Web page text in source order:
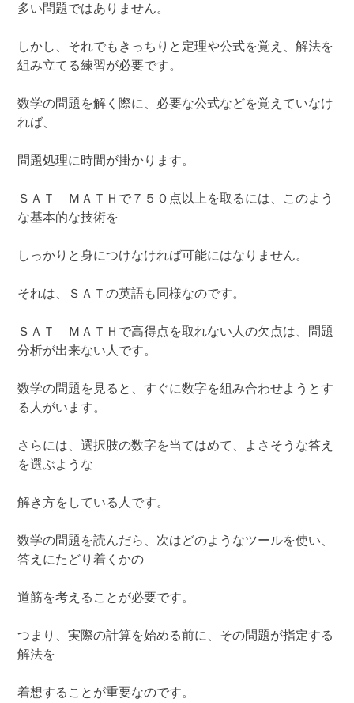
多い問題ではありません。
しかし、それでもきっちりと定理や公式を覚え、解法を
組み立てる練習が必要です。
数学の問題を解く際に、必要な公式などを覚えていなけ
れば、
問題処理に時間が掛かります。
ＳＡＴ ＭＡＴＨで７５０点以上を取るには、このよう
な基本的な技術を
しっかりと身につけなければ可能にはなりません。
それは、ＳＡＴの英語も同様なのです。
ＳＡＴ ＭＡＴＨで高得点を取れない人の欠点は、問題
分析が出来ない人です。
数学の問題を見ると、すぐに数字を組み合わせようとす
る人がいます。
さらには、選択肢の数字を当てはめて、よさそうな答え
を選ぶような
解き方をしている人です。
数学の問題を読んだら、次はどのようなツールを使い、
答えにたどり着くかの
道筋を考えることが必要です。
つまり、実際の計算を始める前に、その問題が指定する
解法を
着想することが重要なのです。